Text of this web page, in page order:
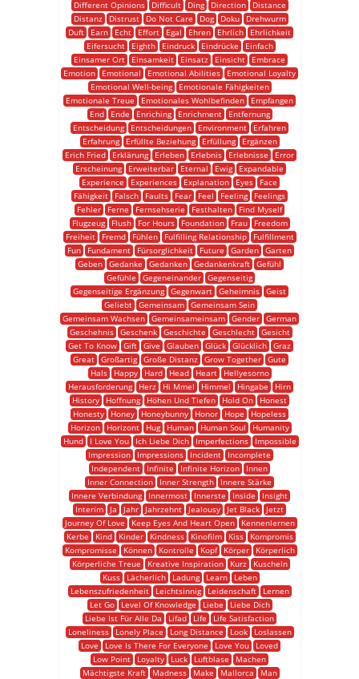
Different Opinions Difficult Ding Direction
Distance
Distanz
Distrust Do Not Care Dog Doku
Drehwurm
Duft
Earn Echt Effort Egal Ehren Ehrlich
Ehrlichkeit
Eifersucht
Eighth Eindruck Eindrücke
Einfach
Einsamer Ort
Einsamkeit Einsatz Einsicht
Embrace
Emotion
Emotional Emotional Abilities
Emotional Loyalty
Emotional Well-being
Emotionale Fähigkeiten
Emotionale Treue
Emotionales Wohlbefinden
Empfangen
End
Ende Enriching Enrichment
Entfernung
Entscheidung
Entscheidungen Environment
Erfahren
Erfahrung
Erfüllte Beziehung Erfüllung
Ergänzen
Erich Fried
Erklärung Erleben Erlebnis Erlebnisse
Error
Erscheinung
Erweiterbar Eternal Ewig
Expandable
Experience
Experiences Explanation Eyes
Face
Fähigkeit
Falsch Faults Fear Feel Feeling
Feelings
Fehler
Ferne Fernsehserie Festhalten
Find Myself
Flugzeug
Flush For Hours Foundation Frau
Freedom
Freiheit
Fremd Fühlen Fulfilling Relationship
Fulfillment
Fun
Fundament Fürsorglichkeit Future Garden Garten
Geben Gedanke Gedanken Gedankenkraft Gefühl
Gefühle
Gegeneinander Gegenseitig
Gegenseitige Ergänzung Gegenwart Geheimnis Geist
Geliebt Gemeinsam Gemeinsam Sein
Gemeinsam Wachsen Gemeinsameinsam Gender German
Geschehnis
Geschenk Geschichte Geschlecht
Gesicht
Get To Know Gift Give Glauben Glück Glücklich Graz
Great Großartig Große Distanz Grow Together Gute
Hals
Happy Hard Head Heart
Hellyesorno
Herausforderung
Herz Hi Mmel Himmel Hingabe
Hirn
History
Hoffnung Höhen Und Tiefen Hold On
Honest
Honesty
Honey Honeybunny Honor Hope
Hopeless
Horizon
Horizont Hug Human Human Soul
Humanity
Hund
I Love You Ich Liebe Dich Imperfections
Impossible
Impression
Impressions Incident
Incomplete
Independent
Infinite Infinite Horizon
Innen
Inner Connection
Inner Strength
Innere Stärke
Innere Verbindung
Innermost Innerste Inside
Insight
Interim
Ja Jahr Jahrzehnt Jealousy Jet Black
Jetzt
Journey Of Love
Keep Eyes And Heart Open
Kennenlernen
Kerbe
Kind Kinder Kindness Kinofilm Kiss
Kompromis
Kompromisse
Können Kontrolle Kopf Körper
Körperlich
Körperliche Treue
Kreative Inspiration Kurz
Kuscheln
Kuss
Lächerlich Ladung Learn
Leben
Lebenszufriedenheit
Leichtsinnig Leidenschaft
Lernen
Let Go
Level Of Knowledge Liebe
Liebe Dich
Liebe Ist Für Alle Da
Lifad Life
Life Satisfaction
Loneliness
Lonely Place Long Distance Look
Loslassen
Love
Love Is There For Everyone Love You
Loved
Low Point
Loyalty Luck Luftblase
Machen
Mächtigste Kraft
Madness Make Mallorca
Man